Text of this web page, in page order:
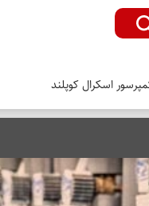
اسکرال کوپلند